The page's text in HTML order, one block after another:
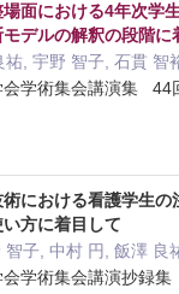
面における4年次学
デルの解釈の段階に
祐, 宇野 智子, 石貫 智
会学術集会講演集
における看護学生の
方に着目して
智子, 中村 円, 飯澤 良
会学術集会講演抄録